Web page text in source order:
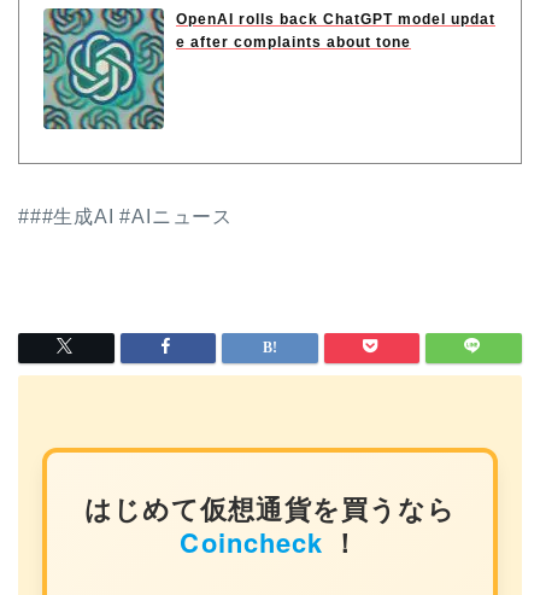
OpenAI rolls back ChatGPT model updat
e after complaints about tone
###生成AI #AIニュース
はじめて仮想通貨を買うなら
Coincheck ！